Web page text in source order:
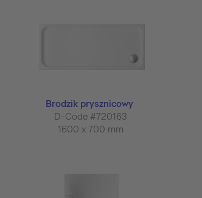
Brodzik prysznicowy
D-Code #720163
1600 x 700 mm